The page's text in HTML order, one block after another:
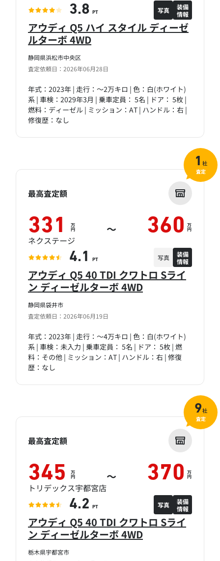
静岡県浜松市中央区
査定依頼日：2026年06月28日
アウディ Q5 ハイ スタイル ディーゼ
ルターボ 4WD
年式：2023年 | 走行：～2万キロ | 色：白(ホワイト)
系 | 車検：2029年3月 | 乗車定員： 5名 | ドア： 5枚 |
燃料：ディーゼル | ミッション：AT | ハンドル：右 |
修復歴：なし
3.8 PT 写真
装備
情報
静岡県袋井市
査定依頼日：2026年06月19日
アウディ Q5 40 TDI クワトロ Sライ
ン ディーゼルターボ 4WD
年式：2023年 | 走行：～4万キロ | 色：白(ホワイト)
系 | 車検：未入力 | 乗車定員： 5名 | ドア： 5枚 | 燃
料：その他 | ミッション：AT | ハンドル：右 | 修復
歴：なし
最高査定額
331 万
円 ～ 360 万
円
ネクステージ
4.1 PT 写真
装備
情報
1 社
査定
栃木県宇都宮市
アウディ Q5 40 TDI クワトロ Sライ
ン ディーゼルターボ 4WD
最高査定額
345 万
円 ～ 370 万
円
トリデックス宇都宮店
4.2 PT 写真
装備
情報
9社
査定